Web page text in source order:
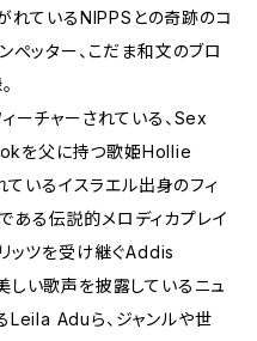
れているNIPPSとの奇跡のコ
ぺッター、こだま和文のブロ
ーチャーされている、Sex
を父に持つ歌姫Hollie
いるイスラエル出身のフィ
ある伝説的メロディカプレイ
ッツを受け継ぐAddis
い歌声を披露しているニュ
Leila Aduら、ジャンルや世